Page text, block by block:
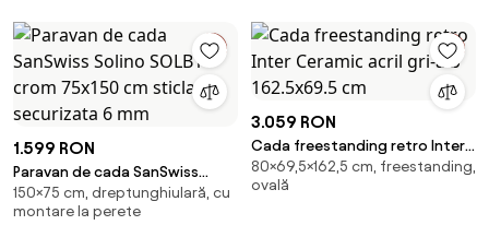
1.599 RON
Paravan de cada SanSwiss
Solino SOLB1 crom 75x150 cm
sticla securizata 6 mm
150×75 cm, dreptunghiulară, cu
montare la perete
3.059 RON
Cada freestanding retro Inter
Ceramic acril gri-alb 162.5x69.5
cm
80×69,5×162,5 cm, freestanding,
ovală